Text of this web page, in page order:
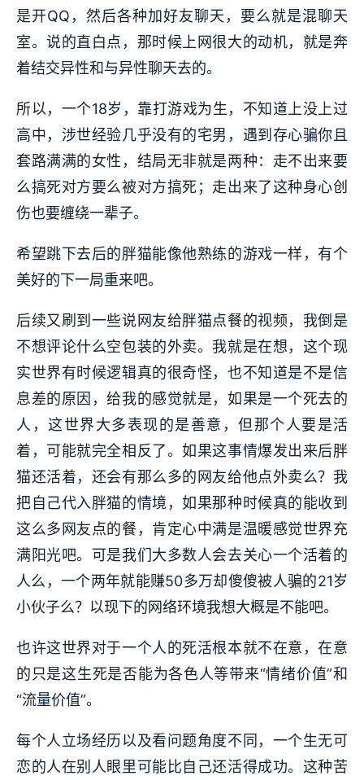
是开QQ，然后各种加好友聊天，要么就是混聊天
室。说的直白点，那时候上网很大的动机，就是奔
着结交异性和与异性聊天去的。
所以，一个18岁，靠打游戏为生，不知道上没上过
高中，涉世经验几乎没有的宅男，遇到存心骗你且
套路满满的女性，结局无非就是两种：走不出来要
么搞死对方要么被对方搞死；走出来了这种身心创
伤也要缠绕一辈子。
希望跳下去后的胖猫能像他熟练的游戏一样，有个
美好的下一局重来吧。
后续又刷到一些说网友给胖猫点餐的视频，我倒是
不想评论什么空包装的外卖。我就是在想，这个现
实世界有时候逻辑真的很奇怪，也不知道是不是信
息差的原因，给我的感觉就是，如果是一个死去的
人，这世界大多表现的是善意，但那个人要是活
着，可能就完全相反了。如果这事情爆发出来后胖
猫还活着，还会有那么多的网友给他点外卖么？我
把自己代入胖猫的情境，如果那种时候真的能收到
这么多网友点的餐，肯定心中满是温暖感觉世界充
满阳光吧。可是我们大多数人会去关心一个活着的
人么，一个两年就能赚50多万却傻傻被人骗的21岁
小伙子么？以现下的网络环境我想大概是不能吧。
也许这世界对于一个人的死活根本就不在意，在意
的只是这生死是否能为各色人等带来“情绪价值”和
“流量价值”。
每个人立场经历以及看问题角度不同，一个生无可
恋的人在别人眼里可能比自己还活得成功。这种苦